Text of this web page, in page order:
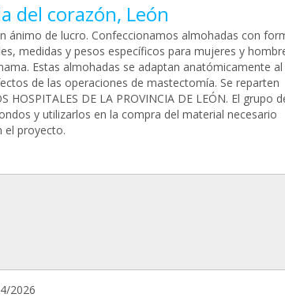
del corazón, León
ánimo de lucro. Confeccionamos almohadas con
medidas y pesos específicos para mujeres y
Estas almohadas se adaptan anatómicamente al
de las operaciones de mastectomía. Se reparten
HOSPITALES DE LA PROVINCIA DE LEÓN. El grupo
y utilizarlos en la compra del material necesario
el proyecto.
2026